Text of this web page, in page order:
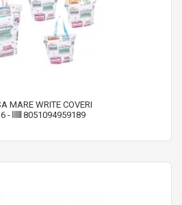
MARE WRITE COVERI
- 8051094959189